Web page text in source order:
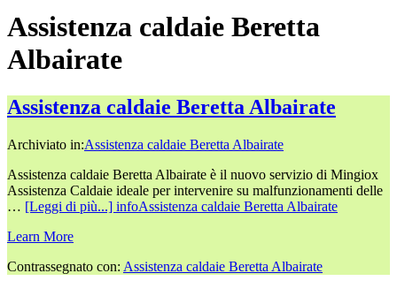
Assistenza caldaie Beretta
Albairate
Assistenza caldaie Beretta Albairate
Archiviato in:Assistenza caldaie Beretta Albairate
Assistenza caldaie Beretta Albairate è il nuovo servizio di Mingiox
Assistenza Caldaie ideale per intervenire su malfunzionamenti delle
… [Leggi di più...] infoAssistenza caldaie Beretta Albairate
Learn More
Contrassegnato con: Assistenza caldaie Beretta Albairate